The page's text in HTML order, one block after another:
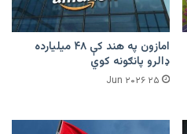
امازون په هند کې ۴۸ میلیارده
ډالرو پانګونه کوي
۲۵ Jun ۲۰۲۶